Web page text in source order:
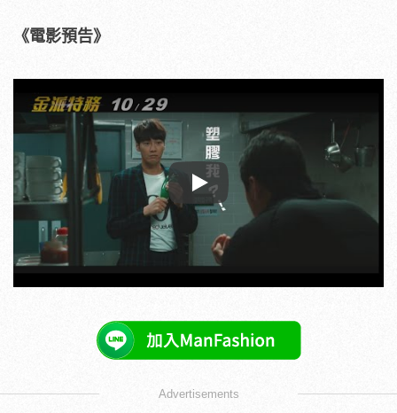
《電影預告》
Play
Advertisements